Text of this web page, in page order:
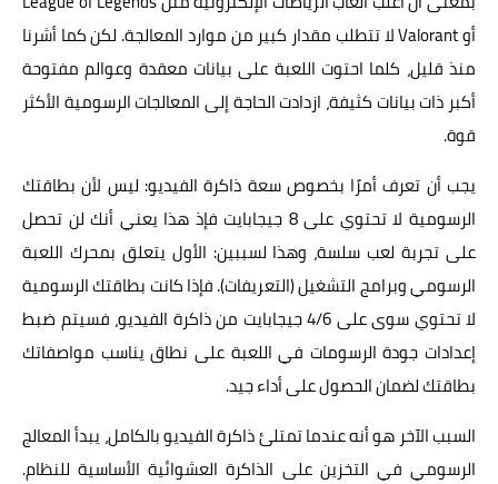
أو Valorant لا تتطلب مقدار كبير من موارد المعالجة. لكن كما أشرنا
منذ قليل، كلما احتوت اللعبة على بيانات معقدة وعوالم مفتوحة
أكبر ذات بيانات كثيفة، ازدادت الحاجة إلى المعالجات الرسومية الأكثر
قوة.
يجب أن تعرف أمرًا بخصوص سعة ذاكرة الفيديو: ليس لأن بطاقتك
الرسومية لا تحتوي على 8 جيجابايت فإذ هذا يعني أنك لن تحصل
على تجربة لعب سلسة، وهذا لسببين: الأول يتعلق بمحرك اللعبة
الرسومي وبرامج التشغيل (التعريفات). فإذا كانت بطاقتك الرسومية
لا تحتوي سوى على 4/6 جيجابايت من ذاكرة الفيديو، فسيتم ضبط
إعدادات جودة الرسومات في اللعبة على نطاق يناسب مواصفاتك
بطاقتك لضمان الحصول على أداء جيد.
السبب الآخر هو أنه عندما تمتلئ ذاكرة الفيديو بالكامل، يبدأ المعالج
الرسومي في التخزين على الذاكرة العشوائية الأساسية للنظام.